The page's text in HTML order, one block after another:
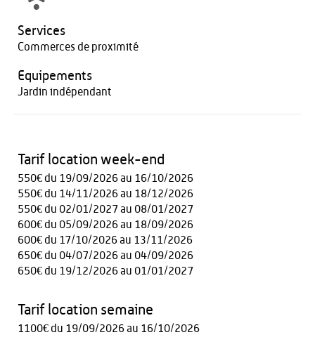
Services
Commerces de proximité
Equipements
Jardin indépendant
Tarif location week-end
550€ du 19/09/2026 au 16/10/2026
550€ du 14/11/2026 au 18/12/2026
550€ du 02/01/2027 au 08/01/2027
600€ du 05/09/2026 au 18/09/2026
600€ du 17/10/2026 au 13/11/2026
650€ du 04/07/2026 au 04/09/2026
650€ du 19/12/2026 au 01/01/2027
Tarif location semaine
1100€ du 19/09/2026 au 16/10/2026